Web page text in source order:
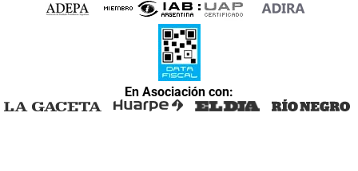
En Asociación con: